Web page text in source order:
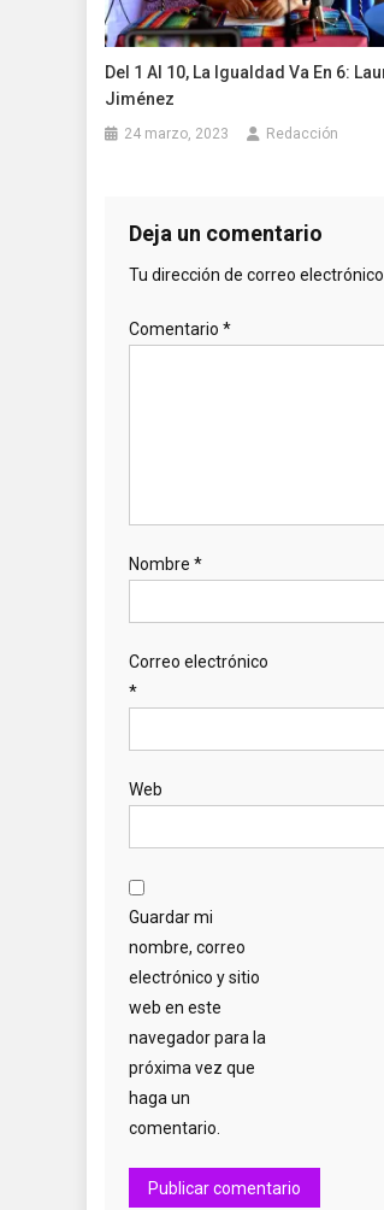
Del 1 Al 10, La Igualdad Va En 6:
Jiménez
24 marzo, 2023 Redacción
Deja un comentario
Tu dirección de correo
Comentario *
Nombre *
Correo electrónico
*
Web
Guardar mi
nombre, correo
electrónico y sitio
web en este
navegador para la
próxima vez que
haga un
comentario.